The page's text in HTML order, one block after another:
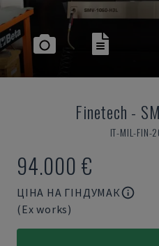
Finetech -
IT-MIL-FIN-
94.000 €
ЦІНА НА ГІНДУМАК
(Ex works)